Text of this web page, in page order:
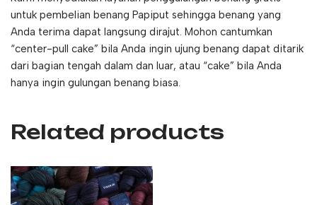
untuk pembelian benang Papiput sehingga benang yang
Anda terima dapat langsung dirajut. Mohon cantumkan
“center-pull cake” bila Anda ingin ujung benang dapat ditarik
dari bagian tengah dalam dan luar, atau “cake” bila Anda
hanya ingin gulungan benang biasa.
Related products